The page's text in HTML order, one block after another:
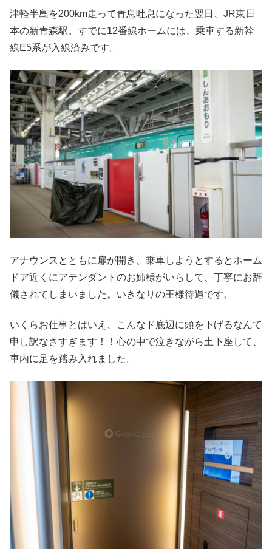
津軽半島を200km走って青息吐息になった翌日、JR東日
本の新青森駅。すでに12番線ホームには、乗車する新幹
線E5系が入線済みです。
アナウンスとともに扉が開き、乗車しようとするとホーム
ドア近くにアテンダントのお姉様がいらして、丁寧にお辞
儀されてしまいました。いきなりの王様待遇です。
いくらお仕事とはいえ、こんなド底辺に頭を下げるなんて
申し訳なさすぎます！！心の中で泣きながら土下座して、
車内に足を踏み入れました。